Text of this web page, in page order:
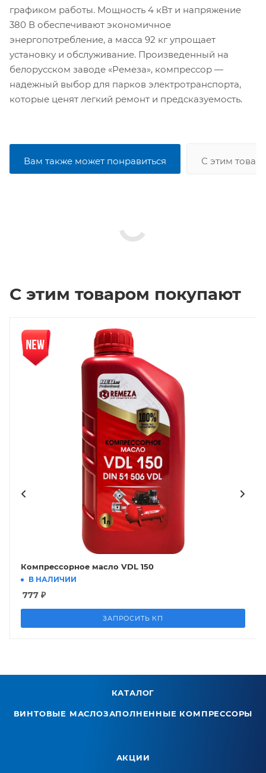
графиком работы. Мощность 4 кВт и напряжение
380 В обеспечивают экономичное
энергопотребление, а масса 92 кг упрощает
установку и обслуживание. Произведенный на
белорусском заводе «Ремеза», компрессор —
надежный выбор для парков электротранспорта,
которые ценят легкий ремонт и предсказуемость.
Вам также может понравиться С этим
С этим товаром покупают
Компрессорное масло VDL 150
В НАЛИЧИИ
777 ₽
ЗАПРОСИТЬ КП
Новинка
КАТАЛОГ
ВИНТОВЫЕ МАСЛОЗАПОЛНЕННЫЕ КОМПРЕССОРЫ
АКЦИИ